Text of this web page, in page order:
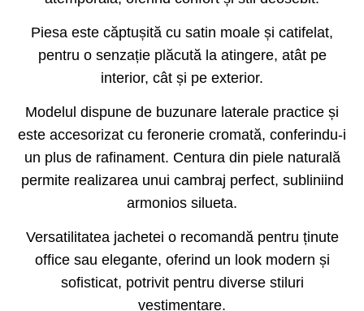
Piesa este căptușită cu satin moale și catifelat,
pentru o senzație plăcută la atingere, atât pe
interior, cât și pe exterior.
Modelul dispune de buzunare laterale practice și
este accesorizat cu feronerie cromată, conferindu-i
un plus de rafinament. Centura din piele naturală
permite realizarea unui cambraj perfect, subliniind
armonios silueta.
Versatilitatea jachetei o recomandă pentru ținute
office sau elegante, oferind un look modern și
sofisticat, potrivit pentru diverse stiluri
vestimentare.